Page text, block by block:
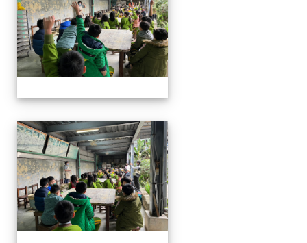
四年級戶外教學~20230117